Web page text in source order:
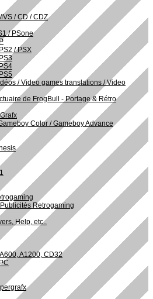
/ CD / CDZ
/ PSone
/ PSX
/ Video games translations / Video
de FrogBull - Portage & Rétro
Color / Gameboy Advance
Retrogaming
Help, etc..
A1200, CD32